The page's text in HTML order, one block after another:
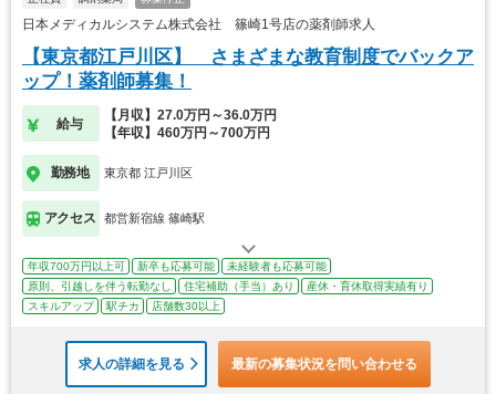
日本メディカルシステム株式会社 篠崎1号店の薬剤師求人
【東京都江戸川区】 さまざまな教育制度でバックア
ップ！薬剤師募集！
給与
【月収】27.0万円～36.0万円
【年収】460万円～700万円
勤務地 東京都 江戸川区
アクセス 都営新宿線 篠崎駅
年収700万円以上可 新卒も応募可能
未経験者も応募可能
原則、引越しを伴う転勤なし
住宅補助（手当）あり
産休・育休取得実績有り
スキルアップ
駅チカ 店舗数30以上
求人の詳細を見る 最新の募集状況を問い合わせる